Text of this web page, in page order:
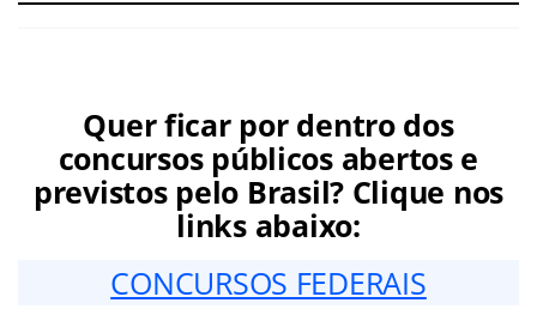
Quer ficar por dentro dos
concursos públicos abertos e
previstos pelo Brasil? Clique nos
links abaixo:
CONCURSOS FEDERAIS